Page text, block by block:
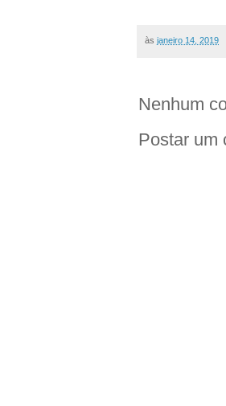
às janeiro 14, 2019
Nenhum
Postar um